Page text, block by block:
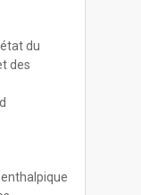
du
des